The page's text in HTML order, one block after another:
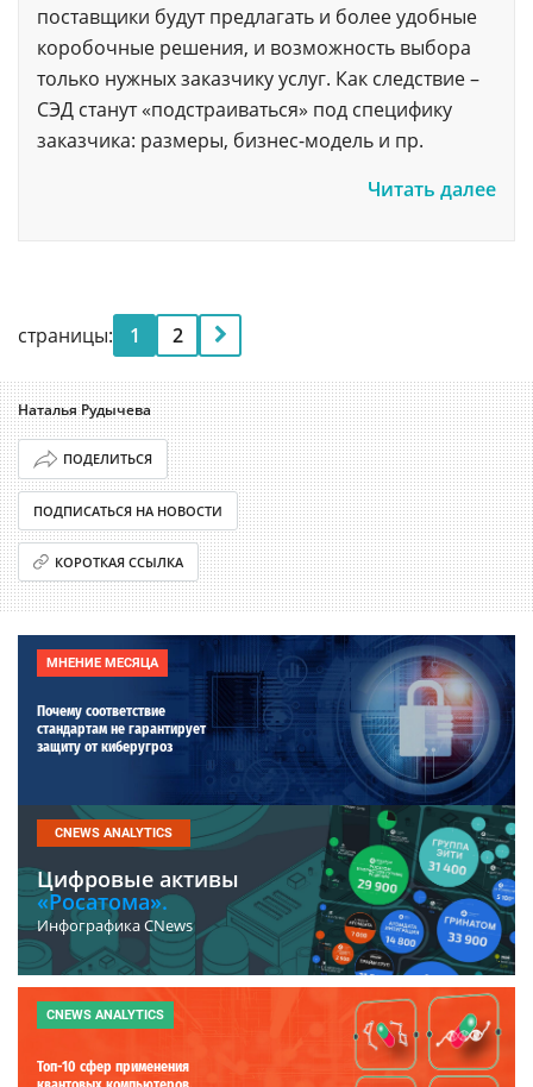
поставщики будут предлагать и более удобные
коробочные решения, и возможность выбора
только нужных заказчику услуг. Как следствие –
СЭД станут «подстраиваться» под специфику
заказчика: размеры, бизнес-модель и пр.
Читать далее
страницы: 1 2
Наталья Рудычева
ПОДЕЛИТЬСЯ
ПОДПИСАТЬСЯ НА НОВОСТИ
КОРОТКАЯ ССЫЛКА
МНЕНИЕ МЕСЯЦА
Почему соответствие
стандартам не гарантирует
защиту от киберугроз
CNEWS ANALYTICS
Цифровые активы
«Росатома».
Инфографика CNews
CNEWS ANALYTICS
Топ-10 сфер применения